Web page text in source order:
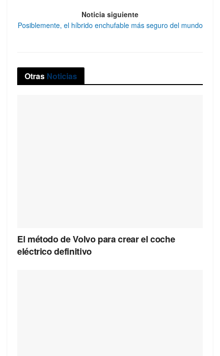
Noticia siguiente
Posiblemente, el híbrido enchufable más seguro del mundo
Otras Noticias
El método de Volvo para crear el coche
eléctrico definitivo